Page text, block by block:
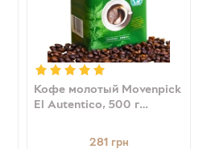
Кофе молотый Movenpick
El Autentico, 500 г
281 грн